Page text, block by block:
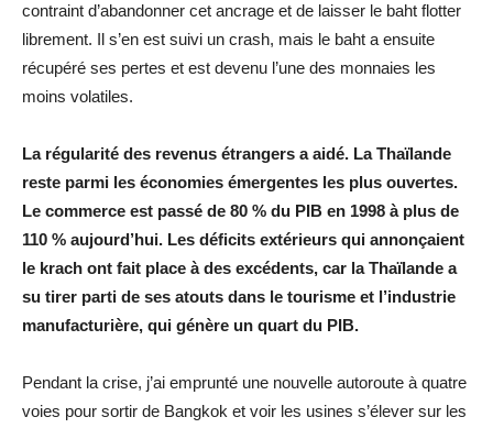
contraint d’abandonner cet ancrage et de laisser le baht flotter
librement. Il s’en est suivi un crash, mais le baht a ensuite
récupéré ses pertes et est devenu l’une des monnaies les
moins volatiles.
La régularité des revenus étrangers a aidé. La Thaïlande
reste parmi les économies émergentes les plus ouvertes.
Le commerce est passé de 80 % du PIB en 1998 à plus de
110 % aujourd’hui. Les déficits extérieurs qui annonçaient
le krach ont fait place à des excédents, car la Thaïlande a
su tirer parti de ses atouts dans le tourisme et l’industrie
manufacturière, qui génère un quart du PIB.
Pendant la crise, j’ai emprunté une nouvelle autoroute à quatre
voies pour sortir de Bangkok et voir les usines s’élever sur les